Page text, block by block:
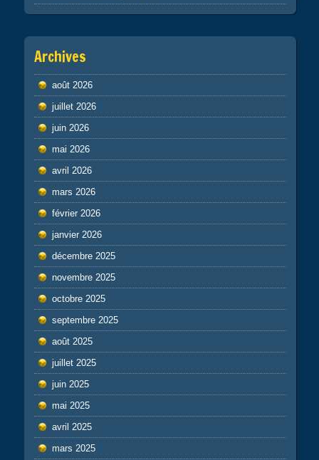
Archives
août 2026
juillet 2026
juin 2026
mai 2026
avril 2026
mars 2026
février 2026
janvier 2026
décembre 2025
novembre 2025
octobre 2025
septembre 2025
août 2025
juillet 2025
juin 2025
mai 2025
avril 2025
mars 2025